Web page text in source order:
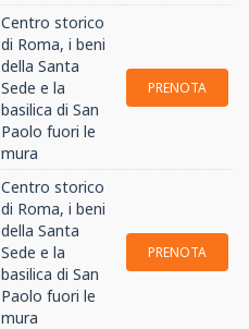
Centro storico
di Roma, i beni
della Santa
Sede e la
basilica di San
Paolo fuori le
mura
PRENOTA
Centro storico
di Roma, i beni
della Santa
Sede e la
basilica di San
Paolo fuori le
mura
PRENOTA